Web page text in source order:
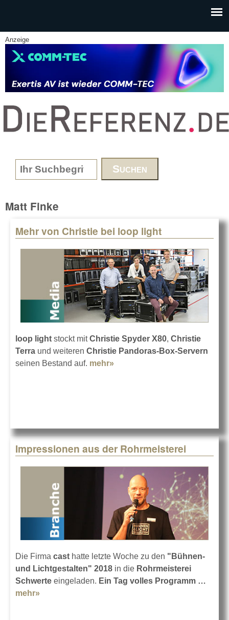
Anzeige
www.DieReferenz.de
Search form
Matt Finke
Mehr von Christie bei loop light
loop light stockt mitChristie Spyder X80, Christie
Terra und weiteren Christie Pandoras-Box-Servern
seinen Bestand auf. mehr»
Impressionen aus der Rohrmeisterei
Die Firma cast hatte letzte Woche zu den "Bühnen-
und Lichtgestalten" 2018 in die Rohrmeisterei
Schwerte eingeladen. Ein Tag volles Programm …
mehr»
Pages